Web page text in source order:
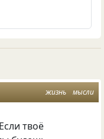
жизнь мысли
твоё